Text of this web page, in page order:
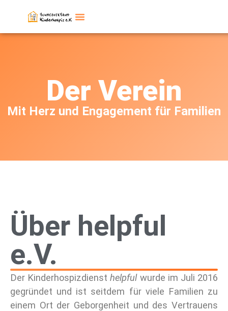
Der Verein
Mit Herz und Engagement für Familien
Über helpful
e.V.
Der Kinderhospizdiensthelpfulwurde im Juli 2016
gegründet und ist seitdem für viele Familien zu
einem Ort der Geborgenheit und des Vertrauens